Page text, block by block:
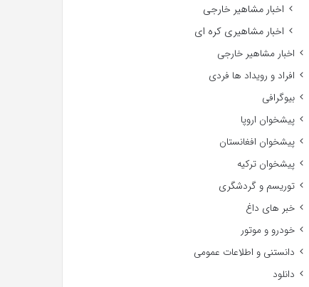
اخبار مشاهیر خارجی
اخبار مشاهیری کره ای
اخبار مشاهیر خارجی
افراد و رویداد ها فردی
بیوگرافی
پیشخوان اروپا
پیشخوان افغانستان
پیشخوان ترکیه
توریسم و گردشگری
خبر های داغ
خودرو و موتور
دانستنی و اطلاعات عمومی
دانلود